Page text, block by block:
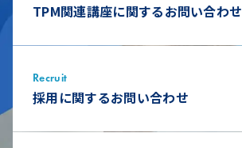
TPM関連講座に関するお問い合わせ
Recruit
採用に関するお問い合わせ